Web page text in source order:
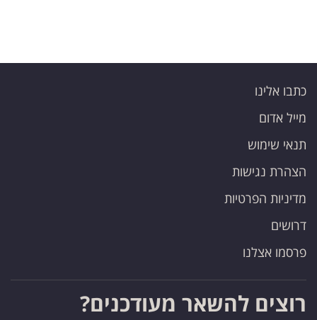
כתבו אלינו
מייל אדום
תנאי שימוש
הצהרת נגישות
מדיניות הפרטיות
דרושים
פרסמו אצלנו
רוצים להשאר מעודכנים?